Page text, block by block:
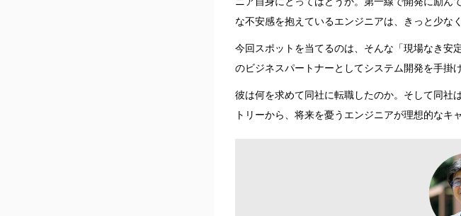
な不安感を抱えているエンジニアは、きっと少な
今回スポットを当てるのは、そんな「現場なき安
のビジネスパートナーとしてシステム開発を手掛
彼は何を求めて同社に転職したのか。そして同社
トリーから、将来を憂うエンジニアが理想的なキ